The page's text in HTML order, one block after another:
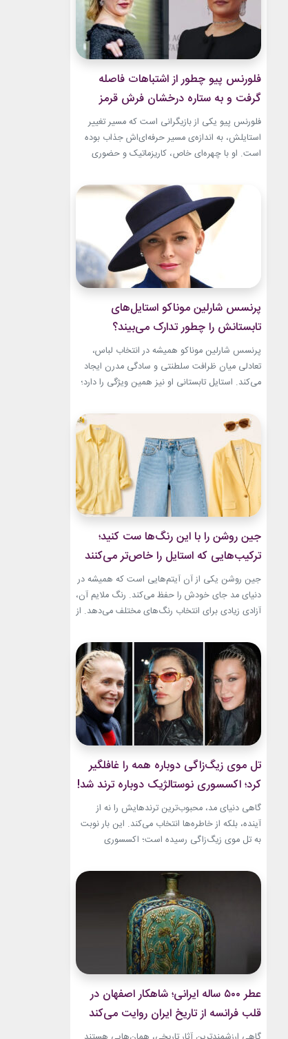
فلورنس پیو چطور از اشتباهات فاصله
گرفت و به ستاره درخشان فرش قرمز
تبدیل شد؟
فلورنس پیو یکی از بازیگرانی است که مسیر تغییر
استایلش، به اندازه‌ی مسیر حرفه‌ای‌اش جذاب بوده
است. او با چهره‌ای خاص، کاریزماتیک و حضوری
سال‌های ابتدایی فعالیتش هنوز زبان شخصی خود را
در مد پیدا نکرده بود.لینک پیشنهادیجدیدترین
کالکشن 2026 دستبند نقره پاندوراخرید اکسسوری
پرنسس شارلین موناکو استایل‌های
تابستانش را چطور تدارک می‌بیند؟
پرنسس شارلین موناکو همیشه در انتخاب لباس،
تعادلی میان ظرافت سلطنتی و سادگی مدرن ایجاد
می‌کند. استایل تابستانی او نیز همین ویژگی را دارد؛
طراحی‌هایی که برای روزهای گرم، هم راحت هستند
و هم باشکوه. از مراسم‌های رسمی کاخ گرفته تا
حضورهای صمیمی‌تر، شارلین نشان داده که
پیراهن‌های...
جین روشن را با این رنگ‌ها ست کنید؛
ترکیب‌هایی که استایل را خاص‌تر می‌کنند
جین روشن یکی از آن آیتم‌هایی است که همیشه در
دنیای مد جای خودش را حفظ می‌کند. رنگ ملایم آن،
آزادی زیادی برای انتخاب رنگ‌های مختلف می‌دهد. از
مینیمال، جین روشن می‌تواند پایه یک ظاهر شیک و
امروزی باشد. کافی است رنگ همراه آن را درست
انتخاب...
تل موی زیگ‌زاگی دوباره همه را غافلگیر
کرد؛ اکسسوری نوستالژیک دوباره ترند شد!
گاهی دنیای مد، محبوب‌ترین ترندهایش را نه از
آینده، بلکه از خاطره‌ها انتخاب می‌کند. این بار نوبت
به تل موی زیگ‌زاگی رسیده است؛ اکسسوری‌
اوایل دهه ۲۰۰۰ به یاد دارند و حالا با ظاهری آشنا اما
جایگاهی تازه، دوباره به مرکز توجه برگشته است....
عطر ۵۰۰ ساله ایرانی؛ شاهکار اصفهان در
قلب فرانسه از تاریخ ایران روایت می‌کند